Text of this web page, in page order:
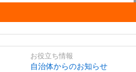
お役立ち情報
自治体からのお知らせ